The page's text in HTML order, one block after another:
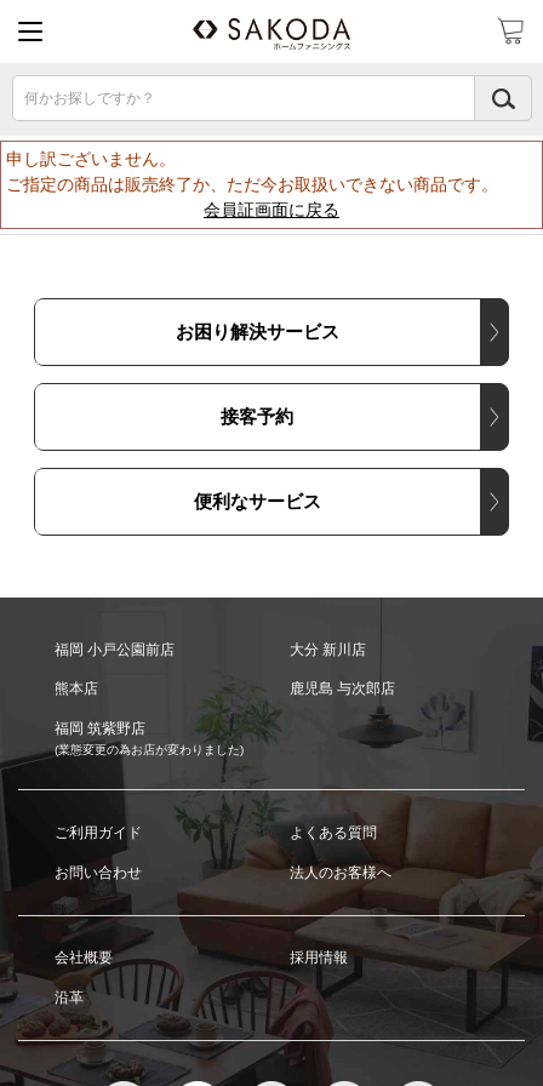
何かお探しですか？
申し訳ございません。
ご指定の商品は販売終了か、ただ今お取扱いできない商品です。
会員証画面に戻る
お困り解決サービス
接客予約
便利なサービス
福岡 小戸公園前店 大分 新川店
熊本店 鹿児島 与次郎店
福岡 筑紫野店
(業態変更の為お店が変わりました)
ご利用ガイド よくある質問
お問い合わせ 法人のお客様へ
会社概要 採用情報
沿革